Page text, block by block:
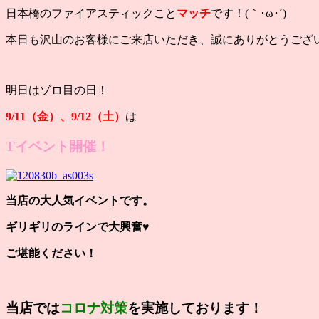
日本橋のファイアスティックこと マッチです！(｀･ω･´)
本日も沢山のお客様にご来店いただき、誠にありがとうござ
明日はゾロ目の日！
9/11（金）、9/12（土） は
Tイベント開催！
当店の大人気イベントです。
ギリギリのラインで大興奮♥
ご堪能ください！
当店ではコロナ対策を実施しております！